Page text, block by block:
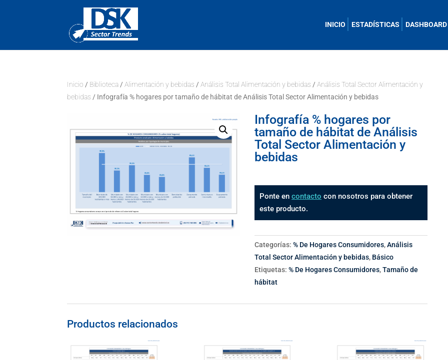
INICIO ESTADÍSTICAS DASHBOARD
Inicio / Biblioteca /Alimentación y bebidas /Análisis Total Alimentación y bebidas /Análisis Total Sector Alimentación y
bebidas / Infografía % hogares por tamaño de hábitat de Análisis Total Sector Alimentación y bebidas
Infografía % hogares por
tamaño de hábitat de Análisis
Total Sector Alimentación y
bebidas
Ponte encontacto con nosotros para obtener
este producto.
Categorías:% De Hogares Consumidores,Análisis
Total Sector Alimentación y bebidas, Básico
Etiquetas:% De Hogares Consumidores,Tamaño de
hábitat
Productos relacionados